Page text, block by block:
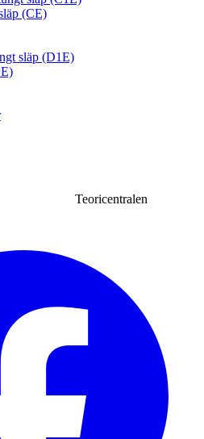
(CE)
släp (D1E)
Teoricentralen